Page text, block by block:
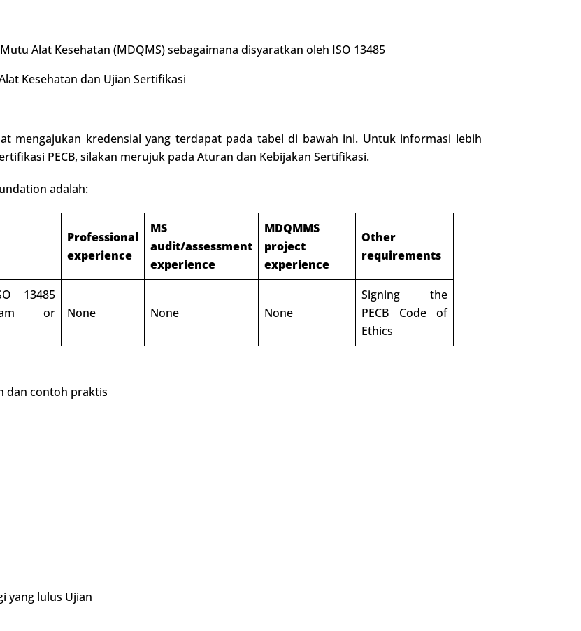
Alat Kesehatan (MDQMS) sebagaimana disyaratkan oleh ISO 13485
Kesehatan dan Ujian Sertifikasi
mengajukan kredensial yang terdapat pada tabel di bawah ini. Untuk informasi lebih
PECB, silakan merujuk pada Aturan dan Kebijakan Sertifikasi.
adalah:
Professional
experience
MS
audit/assessment
experience
MDQMMS
project
experience
Other
requirements
13485
or
None None None
Signing the
PECB Code of
Ethics
dan contoh praktis
yang lulus Ujian